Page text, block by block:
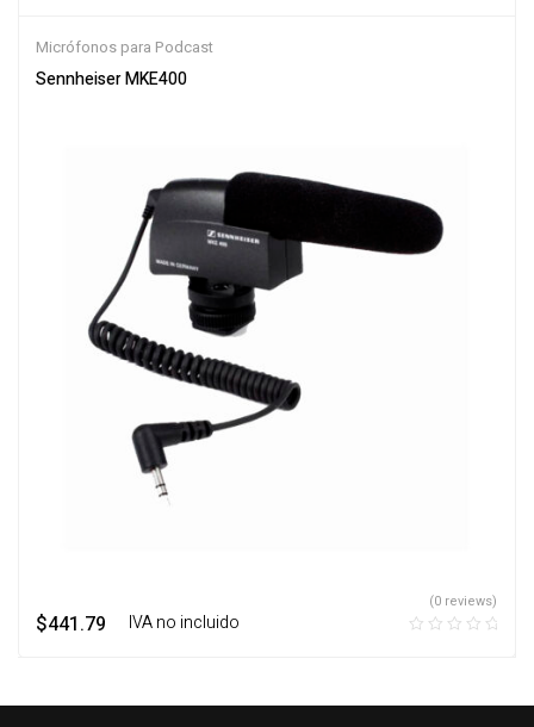
Micrófonos para Podcast
Sennheiser MKE400
$441.79 ‎ ‎ ‎ IVA no incluido
(0 reviews)